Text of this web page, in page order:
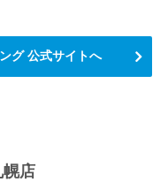
グ 公式サイトへ
幌店